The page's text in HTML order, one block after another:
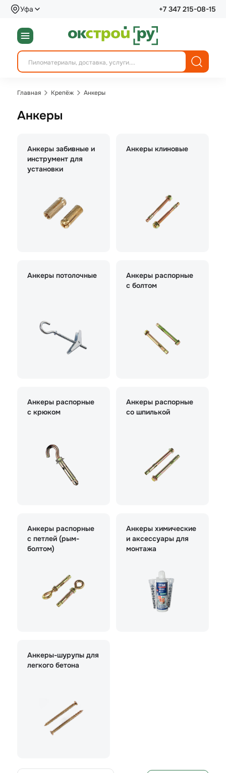
Уфа +7 347 215-08-15
Главная Крепёж Анкеры
Анкеры
Анкеры забивные и
инструмент для
установки
Анкеры клиновые
Анкеры потолочные
Анкеры распорные
с болтом
Анкеры распорные
с крюком
Анкеры распорные
со шпилькой
Анкеры распорные
с петлей (рым-
болтом)
Анкеры химические
и аксессуары для
монтажа
Анкеры-шурупы для
легкого бетона